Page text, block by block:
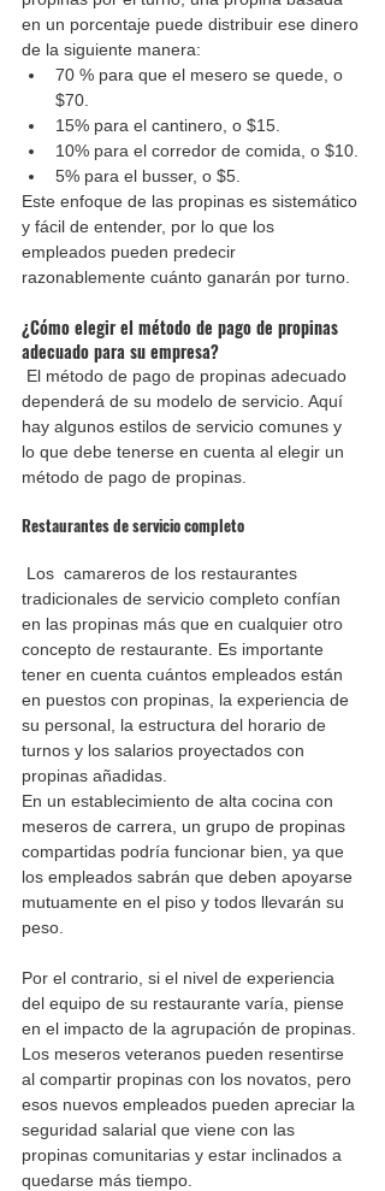
en un porcentaje puede distribuir ese dinero
de la siguiente manera:
70 % para que el mesero se quede, o
$70.
15% para el cantinero, o $15.
10% para el corredor de comida, o $10.
5% para el busser, o $5.
Este enfoque de las propinas es sistemático
y fácil de entender, por lo que los
empleados pueden predecir
razonablemente cuánto ganarán por turno.
¿Cómo elegir el método de pago de propinas
adecuado para su empresa?
dependerá de su modelo de servicio. Aquí
hay algunos estilos de servicio comunes y
lo que debe tenerse en cuenta al elegir un
método de pago de propinas.
Restaurantes de servicio completo
tradicionales de servicio completo confían
en las propinas más que en cualquier otro
concepto de restaurante . Es importante
tener en cuenta cuántos empleados están
en puestos con propinas, la experiencia de
su personal, la estructura del horario de
turnos y los salarios proyectados con
propinas añadidas.
En un establecimiento de alta cocina con
meseros de carrera, un grupo de propinas
compartidas podría funcionar bien, ya que
los empleados sabrán que deben apoyarse
mutuamente en el piso y todos llevarán su
peso.
Por el contrario, si el nivel de experiencia
del equipo de su restaurante varía, piense
en el impacto de la agrupación de propinas.
Los meseros veteranos pueden resentirse
al compartir propinas con los novatos, pero
esos nuevos empleados pueden apreciar la
seguridad salarial que viene con las
propinas comunitarias y estar inclinados a
quedarse más tiempo.